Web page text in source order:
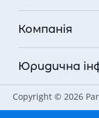
Компанія
Юридична
Copyright © 2026